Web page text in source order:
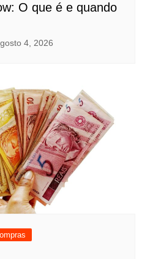
O que é e quando
4, 2026